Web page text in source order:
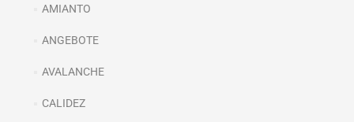
AMIANTO
ANGEBOTE
AVALANCHE
CALIDEZ